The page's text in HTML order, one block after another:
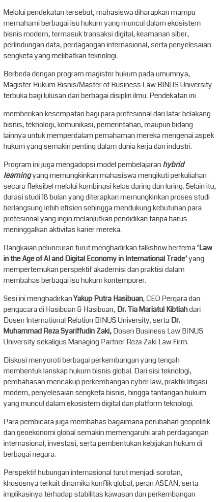
Melalui pendekatan tersebut, mahasiswa diharapkan mampu
memahami berbagai isu hukum yang muncul dalam ekosistem
bisnis modern, termasuk transaksi digital, keamanan siber,
perlindungan data, perdagangan internasional, serta penyelesaian
sengketa yang melibatkan teknologi.
Berbeda dengan program magister hukum pada umumnya,
Magister Hukum Bisnis/Master of Business Law BINUS University
terbuka bagi lulusan dari berbagai disiplin ilmu. Pendekatan ini
memberikan kesempatan bagi para profesional dari latar belakang
bisnis, teknologi, komunikasi, pemerintahan, maupun bidang
lainnya untuk memperdalam pemahaman mereka mengenai aspek
hukum yang semakin penting dalam dunia kerja dan industri.
Program ini juga mengadopsi model pembelajaranhybrid
learningyang memungkinkan mahasiswa mengikuti perkuliahan
secara fleksibel melalui kombinasi kelas daring dan luring. Selain itu,
durasi studi 18 bulan yang diterapkan memungkinkan proses studi
berlangsung lebih efisien sehingga mendukung kebutuhan para
profesional yang ingin melanjutkan pendidikan tanpa harus
meninggalkan aktivitas karier mereka.
Rangkaian peluncuran turut menghadirkan talkshow bertema‘Law
in the Age of AI and Digital Economy in International Trade’yang
mempertemukan perspektif akademisi dan praktisi dalam
membahas berbagai isu hukum kontemporer.
Sesi ini menghadirkanYakup Putra Hasibuan, CEO Perqara dan
pengacara di Hasibuan & Hasibuan, Dr. Tia Mariatul Kibtiahdari
Dosen International Relation BINUS University, sertaDr.
Muhammad Reza Syariffudin Zaki,Dosen Business Law BINUS
University sekaligus Managing Partner Reza Zaki Law Firm.
Diskusi menyoroti berbagai perkembangan yang tengah
membentuk lanskap hukum bisnis global. Dari sisi teknologi,
pembahasan mencakup perkembangan cyber law, praktik litigasi
modern, penyelesaian sengketa bisnis, hingga tantangan hukum
yang muncul dalam ekosistem digital dan platform teknologi.
Para pembicara juga membahas bagaimana perubahan geopolitik
dan geoekonomi global semakin memengaruhi arah perdagangan
internasional, investasi, serta pembentukan kebijakan hukum di
berbagai negara.
Perspektif hubungan internasional turut menjadi sorotan,
khususnya terkait dinamika konflik global, peran ASEAN, serta
implikasinya terhadap stabilitas kawasan dan perkembangan